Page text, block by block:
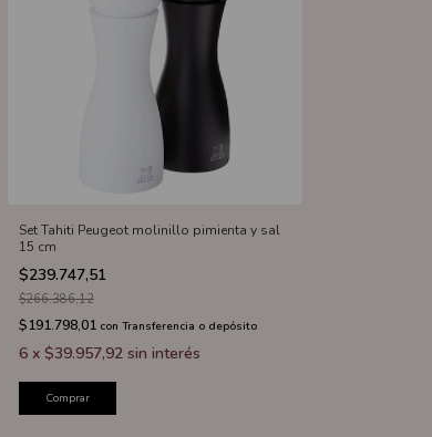
Set Tahiti Peugeot molinillo pimienta y sal
15 cm
$239.747,51
$266.386,12
$191.798,01 con Transferencia o depósito
6 x $39.957,92 sin interés
Comprar